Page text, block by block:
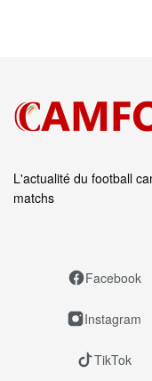
L'actualité du football
matchs
Facebook
Instagram
TikTok